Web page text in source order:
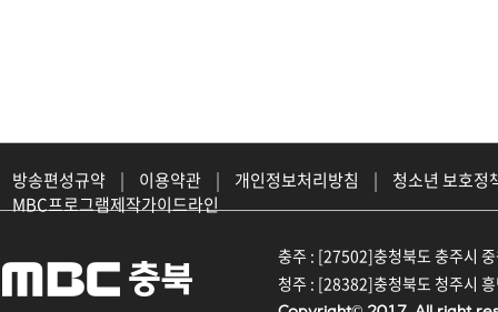
방송편성규약 | 이용약관 | 개인정보처리방침 |
청소년 보호정
MBC프로그램제작가이드라인
충주 : [27502]충청북도 충주시
청주 : [28382]충청북도 청주시